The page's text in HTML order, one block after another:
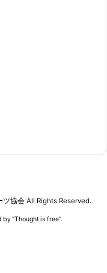
ツ協会All Rights Reserved.
by "Thought is free".